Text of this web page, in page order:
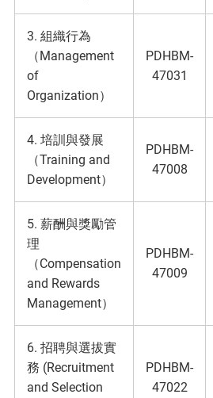
3. 組織行為
（Management
of
Organization）
PDHBM-
47031
4. 培訓與發展
（Training and
Development）
PDHBM-
47008
5. 薪酬與獎勵管
理
（Compensation
and Rewards
Management）
PDHBM-
47009
6. 招聘與選拔實
務 (Recruitment
and Selection
PDHBM-
47022